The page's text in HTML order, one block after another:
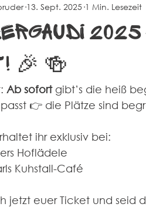
Corona Events Alte
🎉 🍻
13. Sept. 2025 1 Min. Lesezeit
Ab sofort gibt’s die heiß
👉 die Plätze sind
ihr exklusiv bei:
Hoflädele
Kuhstall-Café
jetzt euer Ticket und seid